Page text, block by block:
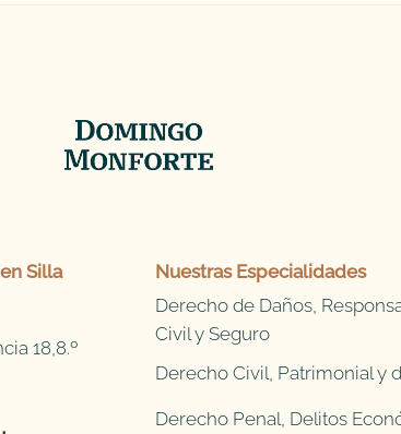
Silla
18,8.º
Nuestras Especialidades
Derecho de Daños,
Civil y Seguro
Derecho Civil, Patrimonial y
Derecho Penal, Delitos